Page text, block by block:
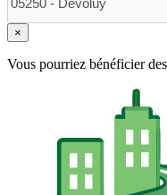
×
Vous pourriez bénéficier